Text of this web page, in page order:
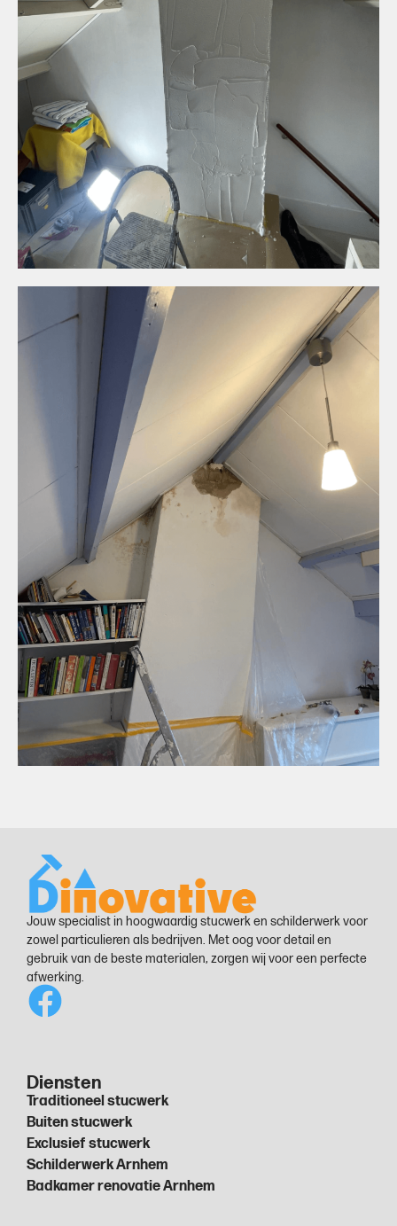
Jouw specialist in hoogwaardig stucwerk en schilderwerk voor
zowel particulieren als bedrijven. Met oog voor detail en
gebruik van de beste materialen, zorgen wij voor een perfecte
afwerking.
Diensten
Traditioneel stucwerk
Buiten stucwerk
Exclusief stucwerk
Schilderwerk Arnhem
Badkamer renovatie Arnhem